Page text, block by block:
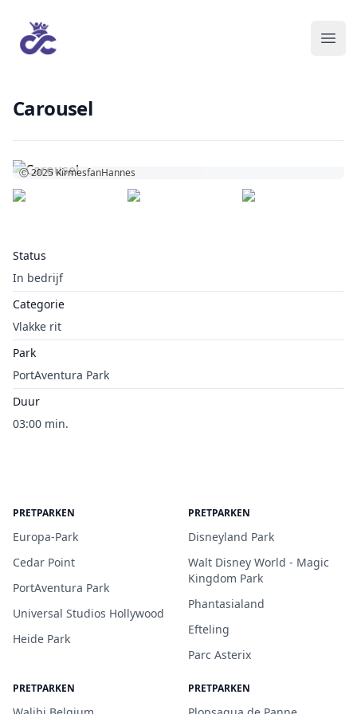
Carousel
Status
In bedrijf
Categorie
Vlakke rit
Park
PortAventura Park
Duur
03:00 min.
Ⓒ 2025KirmesfanHannes
PRETPARKEN
Europa-Park
Cedar Point
PortAventura Park
Universal Studios Hollywood
Heide Park
PRETPARKEN
Disneyland Park
Walt Disney World - Magic
Kingdom Park
Phantasialand
Efteling
Parc Asterix
PRETPARKEN PRETPARKEN